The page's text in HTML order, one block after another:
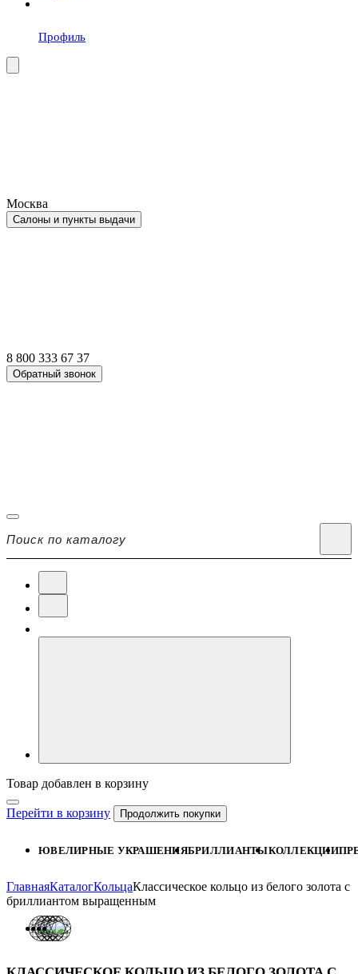
Профиль
Москва
Салоны и пункты выдачи
8 800 333 67 37
Обратный звонок
Товар добавлен в корзину
Перейти в корзину Продолжить покупки
ЮВЕЛИРНЫЕ УКРАШЕНИЯБРИЛЛИАНТЫКОЛЛЕКЦИИ
ГлавнаяКаталогКольцаКлассическое кольцо из белого золота с
бриллиантом выращенным